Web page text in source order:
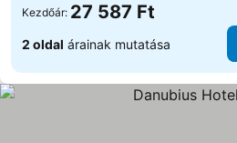
Kezdőár: 27 587 Ft
2 oldal árainak mutatása